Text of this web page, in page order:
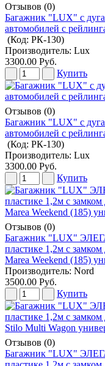
Отзывов (0)
Багажник "LUX" с
автомобилей с
(Код: РК-130)
Производитель: Lux
3300.00 Руб.
Купить
Отзывов (0)
Багажник "LUX" с
автомобилей с
(Код: РК-130)
Производитель: Lux
3300.00 Руб.
Купить
Отзывов (0)
Багажник "LUX"
пластике 1,2м с
Marea Weekend (185)
Производитель: Nord
3500.00 Руб.
Купить
Отзывов (0)
Багажник "LUX"